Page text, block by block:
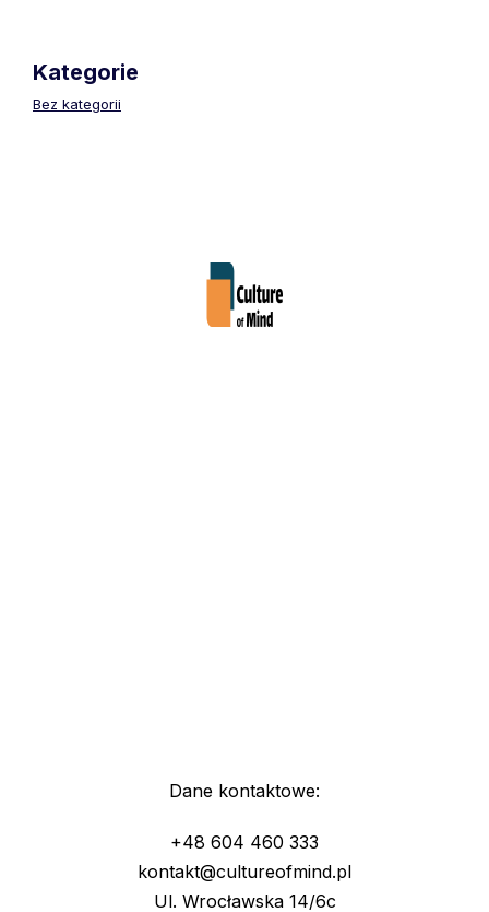
Kategorie
Bez kategorii
Dane kontaktowe:
+48 604 460 333
kontakt@cultureofmind.pl
Ul. Wrocławska 14/6c